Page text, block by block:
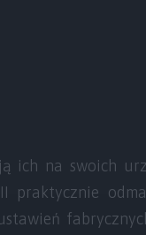
ich na swoich
praktycznie